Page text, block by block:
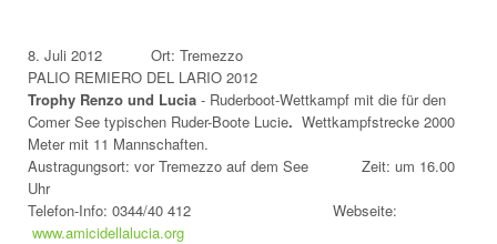
8. Juli 2012 Ort: Tremezzo
PALIO REMIERO DEL LARIO 2012
Trophy Renzo und Lucia - Ruderboot-Wettkampf mit die für den
Comer See typischen Ruder-Boote Lucie. Wettkampfstrecke 2000
Meter mit 11 Mannschaften.
Austragungsort: vor Tremezzo auf dem See Zeit: um 16.00
Uhr
Telefon-Info: 0344/40 412 Webseite:
www.amicidellalucia.org